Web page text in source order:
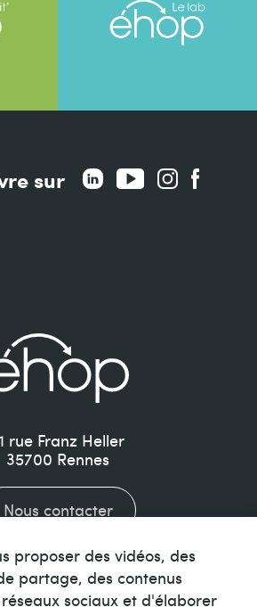
sur
rue Franz Heller
35700 Rennes
Nous contacter
02 99 35 10 77
proposer des vidéos, des
partage, des contenus
sociaux et d'élaborer